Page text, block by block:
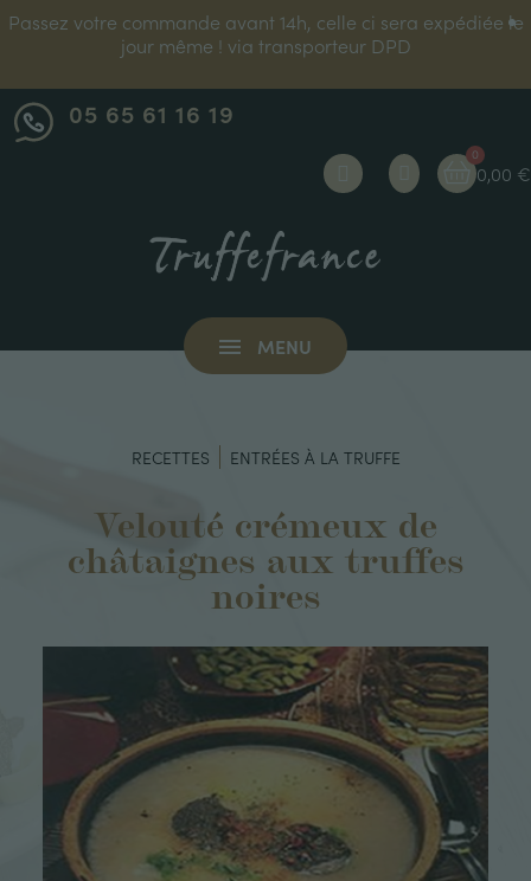
Passez votre commande avant 14h, celle ci sera expédiée le
jour même ! via transporteur DPD
05 65 61 16 19
0,00 €
MENU
RECETTES ENTRÉES À LA TRUFFE
Velouté crémeux de
châtaignes aux truffes
noires